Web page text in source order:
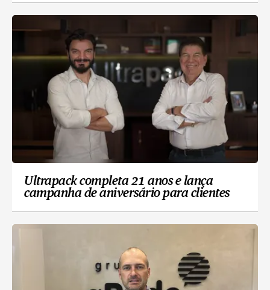
Ultrapack completa 21 anos e lança
campanha de aniversário para clientes